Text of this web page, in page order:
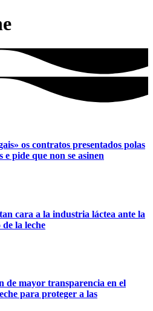
os contratos presentados polas
e pide que non se asinen
cara a la industria láctea ante la
la leche
de mayor transparencia en el
para proteger a las